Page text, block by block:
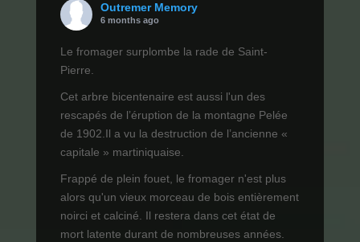
Outremer Memory
6 months ago
Le fromager surplombe la rade de Saint-
Pierre.
Cet arbre bicentenaire est aussi l'un des
rescapés de l’éruption de la montagne Pelée
de 1902.Il a vu la destruction de l’ancienne «
capitale » martiniquaise.
Frappé de plein fouet, le fromager n'est plus
alors qu'un vieux morceau de bois entièrement
noirci et calciné. Il restera dans cet état de
mort latente durant de nombreuses années.